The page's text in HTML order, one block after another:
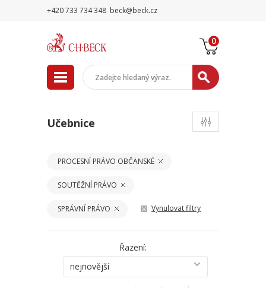
+420 733 734 348 beck@beck.cz
0
Učebnice
PROCESNÍ PRÁVO OBČANSKÉ
SOUTĚŽNÍ PRÁVO
SPRÁVNÍ PRÁVO Vynulovat filtry
Řazení:
nejnovější